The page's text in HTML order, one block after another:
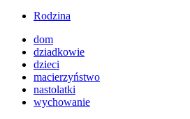
Rodzina
dom
dziadkowie
dzieci
macierzyństwo
nastolatki
wychowanie